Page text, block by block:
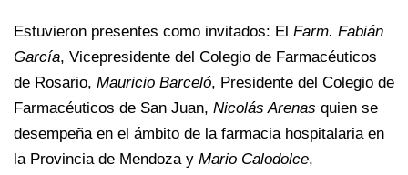
Estuvieron presentes como invitados: El Farm. Fabián
García, Vicepresidente del Colegio de Farmacéuticos
de Rosario, Mauricio Barceló, Presidente del Colegio de
Farmacéuticos de San Juan, Nicolás Arenas quien se
desempeña en el ámbito de la farmacia hospitalaria en
la Provincia de Mendoza y Mario Calodolce,